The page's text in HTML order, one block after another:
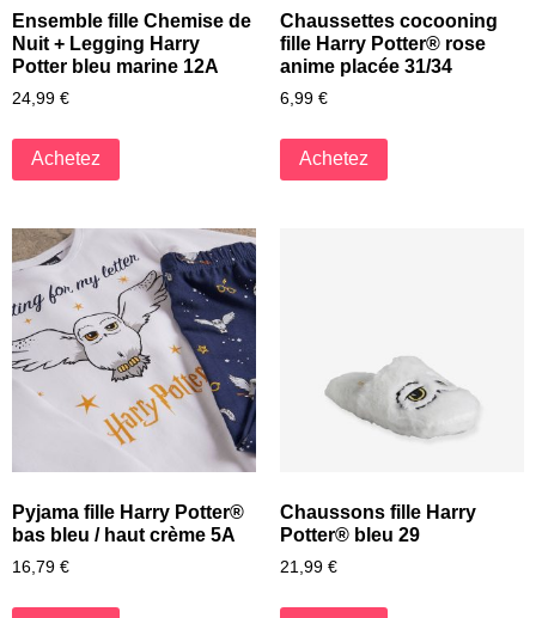
Ensemble fille Chemise de
Nuit + Legging Harry
Potter bleu marine 12A
24,99 €
Achetez
Chaussettes cocooning
fille Harry Potter® rose
anime placée 31/34
6,99 €
Achetez
Pyjama fille Harry Potter®
bas bleu / haut crème 5A
16,79 €
Chaussons fille Harry
Potter® bleu 29
21,99 €